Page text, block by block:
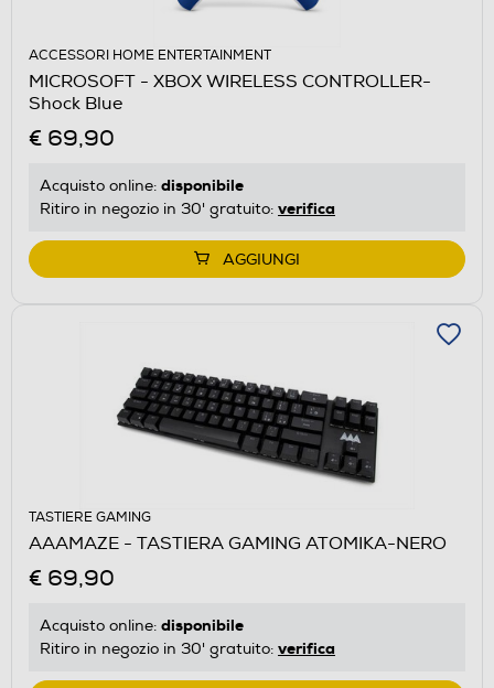
ACCESSORI HOME ENTERTAINMENT
MICROSOFT - XBOX WIRELESS CONTROLLER-
Shock Blue
€ 69,90
Acquisto online: disponibile
Ritiro in negozio in 30' gratuito: verifica
AGGIUNGI
TASTIERE GAMING
AAAMAZE - TASTIERA GAMING ATOMIKA-NERO
€ 69,90
Acquisto online: disponibile
Ritiro in negozio in 30' gratuito: verifica